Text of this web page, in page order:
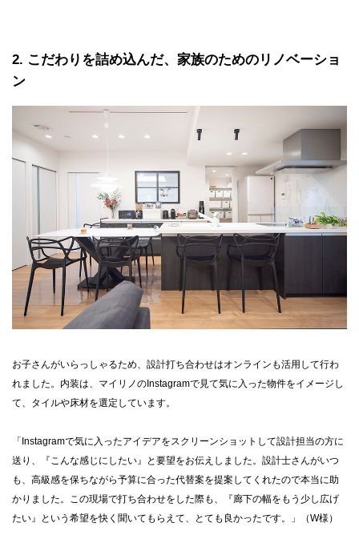
2
こだわりを詰め込んだ、家族のためのリノベーショ
ン
お子さんがいらっしゃるため、設計打ち合わせはオンラインも活用して行わ
れました。内装は、マイリノのInstagramで見て気に入った物件をイメージし
て、タイルや床材を選定しています。
「Instagramで気に入ったアイデアをスクリーンショットして設計担当の方に
送り、『こんな感じにしたい』と要望をお伝えしました。設計士さんがいつ
も、高級感を保ちながら予算に合った代替案を提案してくれたので本当に助
かりました。この現場で打ち合わせをした際も、『廊下の幅をもう少し広げ
たい』という希望を快く聞いてもらえて、とても良かったです。」（W様）